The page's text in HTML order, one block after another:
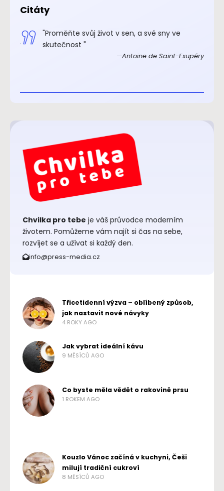
Citáty
"Proměňte svůj život v sen, a své sny ve
skutečnost "
Antoine de Saint-Exupéry
Chvilka pro tebe je váš průvodce moderním
životem. Pomůžeme vám najít si čas na sebe,
rozvíjet se a užívat si každý den.
info@press-media.cz
Třicetidenní výzva – oblíbený způsob,
jak nastavit nové návyky
4 ROKY AGO
Jak vybrat ideální kávu
9 MĚSÍCŮ AGO
Co byste měla vědět o rakovině prsu
1 ROKEM AGO
Kouzlo Vánoc začíná v kuchyni, Češi
milují tradiční cukroví
8 MĚSÍCŮ AGO